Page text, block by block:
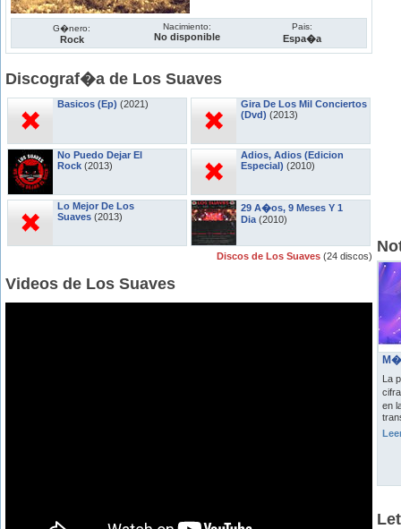
G�nero:
Rock
Nacimiento:
No disponible
Pais:
Espa�a
Discograf�a de Los Suaves
Basicos (Ep) (2021)
No Puedo Dejar El
Rock (2013)
Lo Mejor De Los
Suaves (2013)
Gira De Los Mil Conciertos
(Dvd) (2013)
Adios, Adios (Edicion
Especial) (2010)
29 A�os, 9 Meses Y 1
Dia (2010)
Discos de Los Suaves (24 discos)
Videos de Los Suaves
La
en